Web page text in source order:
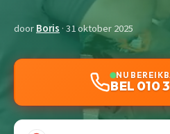
doorBoris · 31 oktober 2025
NU
BEL 010